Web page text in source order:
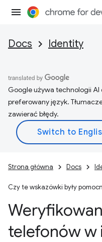
Docs Identity
Google używa technologii AI
preferowany język.
zawierać błędy.
Strona główna Docs
Czy te wskazówki były
telefonów w